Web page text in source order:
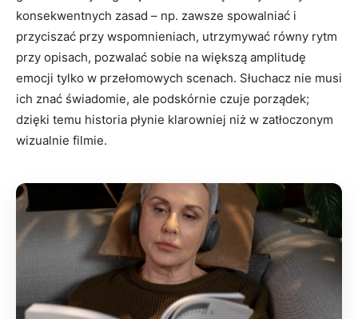
konsekwentnych zasad – np. zawsze spowalniać i
przyciszać przy wspomnieniach, utrzymywać równy rytm
przy opisach, pozwalać sobie na większą amplitudę
emocji tylko w przełomowych scenach. Słuchacz nie musi
ich znać świadomie, ale podskórnie czuje porządek;
dzięki temu historia płynie klarowniej niż w zatłoczonym
wizualnie filmie.